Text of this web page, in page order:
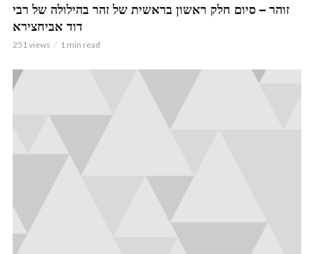
זוהר – סיום חלק ראשון בראשית של זהר בהילולה של רבי
דוד אביחצירא
251 views 1 min read